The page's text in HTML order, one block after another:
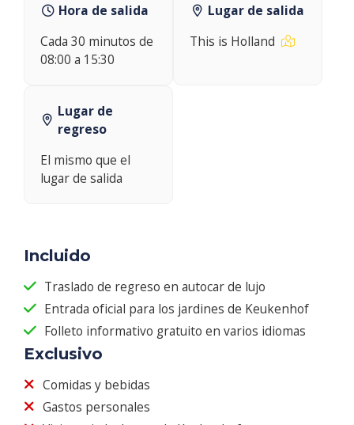
Hora de salida
Cada 30 minutos de
08:00 a 15:30
Lugar de salida
This is Holland
Lugar de
regreso
El mismo que el
lugar de salida
Incluido
Traslado de regreso en autocar de lujo
Entrada oficial para los jardines de Keukenhof
Folleto informativo gratuito en varios idiomas
Exclusivo
Comidas y bebidas
Gastos personales